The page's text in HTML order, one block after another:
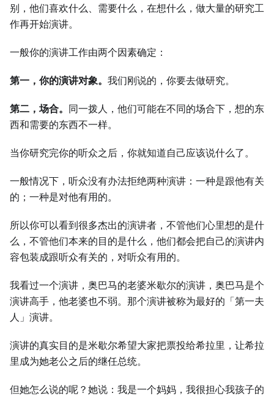
别，他们喜欢什么、需要什么，在想什么，做大量的研究工
作再开始演讲。
一般你的演讲工作由两个因素确定：
第一，你的演讲对象。 我们刚说的，你要去做研究。
第二，场合。 同一拨人，他们可能在不同的场合下，想的东
西和需要的东西不一样。
当你研究完你的听众之后，你就知道自己应该说什么了。
一般情况下，听众没有办法拒绝两种演讲：一种是跟他有关
的；一种是对他有用的。
所以你可以看到很多杰出的演讲者，不管他们心里想的是什
么，不管他们本来的目的是什么，他们都会把自己的演讲内
容包装成跟听众有关的，对听众有用的。
我看过一个演讲，奥巴马的老婆米歇尔的演讲，奥巴马是个
演讲高手，他老婆也不弱。那个演讲被称为最好的「第一夫
人」演讲。
演讲的真实目的是米歇尔希望大家把票投给希拉里，让希拉
里成为她老公之后的继任总统。
但她怎么说的呢？她说：我是一个妈妈，我很担心我孩子的